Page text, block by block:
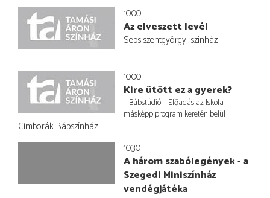
10:00
Az elveszett levél
Sepsiszentgyörgyi színház
10:00
Kire ütött ez a gyerek?
– Bábstúdió – Előadás az Iskola
másképp program keretén belül
Cimborák Bábszínház
10:30
A három szabólegények - a
Szegedi Miniszínház
vendégjátéka